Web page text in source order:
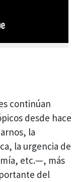
continúan
desde hace
la
la urgencia de
etc.—, más
del